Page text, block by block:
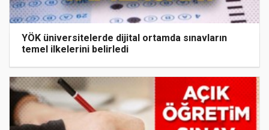
YÖK üniversitelerde dijital ortamda sınavların
temel ilkelerini belirledi